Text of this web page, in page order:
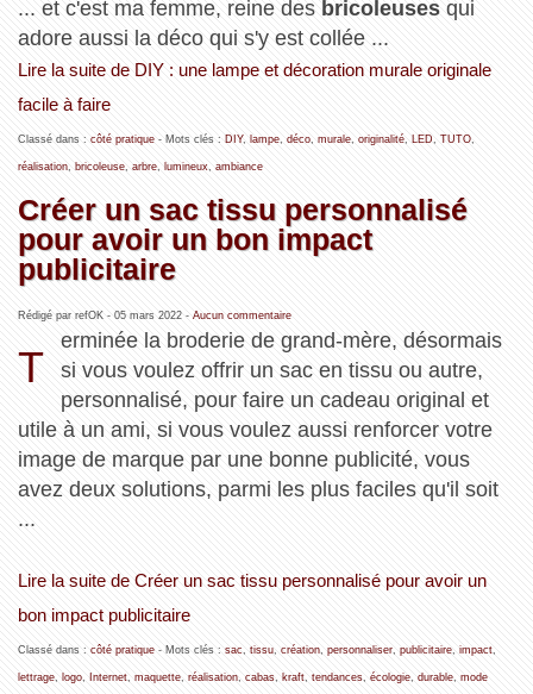
... et c'est ma femme, reine des bricoleusesqui
adore aussi la déco qui s'y est collée ...
Lire la suite de DIY : une lampe et décoration murale originale
facile à faire
Classé dans : côté pratique- Mots clés : DIY, lampe, déco, murale, originalité, LED, TUTO,
réalisation, bricoleuse, arbre, lumineux, ambiance
Créer un sac tissu personnalisé
pour avoir un bon impact
publicitaire
Rédigé par refOK - 05 mars 2022- Aucun commentaire
T
erminée la broderie de grand-mère, désormais
si vous voulez offrir un sac en tissu ou autre,
personnalisé, pour faire un cadeau original et
utile à un ami, si vous voulez aussi renforcer votre
image de marque par une bonne publicité, vous
avez deux solutions, parmi les plus faciles qu'il soit
...
Lire la suite de Créer un sac tissu personnalisé pour avoir un
bon impact publicitaire
Classé dans : côté pratique- Mots clés : sac, tissu, création, personnaliser, publicitaire, impact,
lettrage, logo, Internet, maquette, réalisation, cabas, kraft, tendances, écologie, durable, mode